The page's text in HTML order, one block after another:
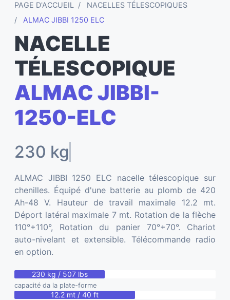
PAGE D'ACCUEIL
NACELLES TÉLESCOPIQUES
ALMAC JIBBI 1250 ELC
NACELLE
TÉLESCOPIQUE
ALMAC JIBBI-
1250-ELC
230 kg
ALMAC JIBBI 1250 ELC nacelle télescopique sur
chenilles. Équipé d'une batterie au plomb de 420
Ah-48 V. Hauteur de travail maximale 12.2 mt.
Déport latéral maximale 7 mt. Rotation de la flèche
110°+110°, Rotation du panier 70°+70°. Chariot
auto-nivelant et extensible. Télécommande radio
en option.
230 kg / 507 lbs
capacité da la plate-forme
12.2 mt / 40 ft